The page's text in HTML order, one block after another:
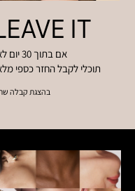
IT
אם בתוך 30 יום לא אהבת את המייק אפ שרכשת
תוכלי לקבל החזר כספי
בהצגת קבלה שתוקפה עד 30